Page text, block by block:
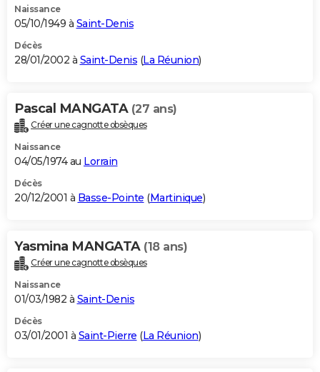
Naissance
05/10/1949 à Saint-Denis
Décès
28/01/2002 à Saint-Denis (La Réunion)
Pascal MANGATA (27 ans)
Créer une cagnotte obsèques
Naissance
04/05/1974 au Lorrain
Décès
20/12/2001 à Basse-Pointe (Martinique)
Yasmina MANGATA (18 ans)
Créer une cagnotte obsèques
Naissance
01/03/1982 à Saint-Denis
Décès
03/01/2001 à Saint-Pierre (La Réunion)